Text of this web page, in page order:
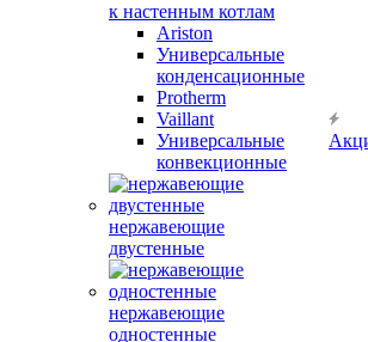
к настенным котлам
Ariston
Универсальные
конденсационные
Protherm
Vaillant
Универсальные
конвекционные
нержавеющие
двустенные
нержавеющие
одностенные